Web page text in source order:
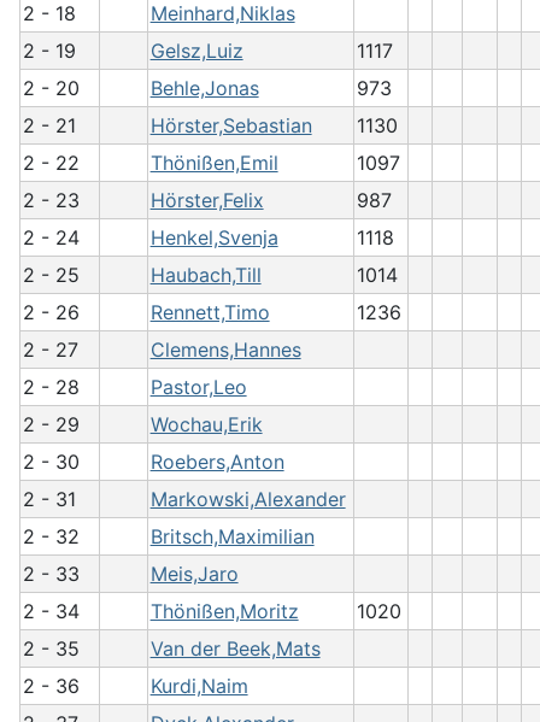
2 - 18
Meinhard,Niklas
2 - 19
Gelsz,Luiz
1117
2 - 20
Behle,Jonas
973
2 - 21
Hörster,Sebastian
1130
2 - 22
Thönißen,Emil
1097
2 - 23
Hörster,Felix
987
2 - 24
Henkel,Svenja
1118
2 - 25
Haubach,Till
1014
2 - 26
Rennett,Timo
1236
2 - 27
Clemens,Hannes
2 - 28
Pastor,Leo
2 - 29
Wochau,Erik
2 - 30
Roebers,Anton
2 - 31
Markowski,Alexander
2 - 32
Britsch,Maximilian
2 - 33
Meis,Jaro
2 - 34
Thönißen,Moritz
1020
2 - 35
Van der Beek,Mats
2 - 36
Kurdi,Naim